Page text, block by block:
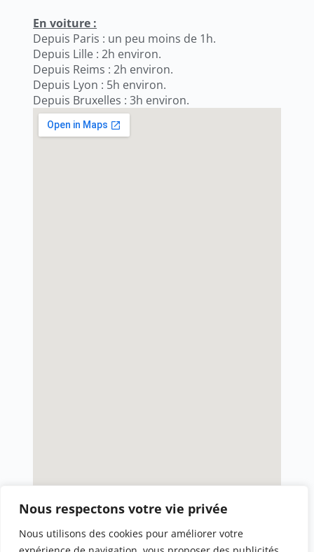
Nous respectons votre vie privée
Nous utilisons des cookies pour améliorer votre
En voiture :
Depuis Paris : un peu moins de 1h.
Depuis Lille : 2h environ.
Depuis Reims : 2h environ.
Depuis Lyon : 5h environ.
Depuis Bruxelles : 3h environ.